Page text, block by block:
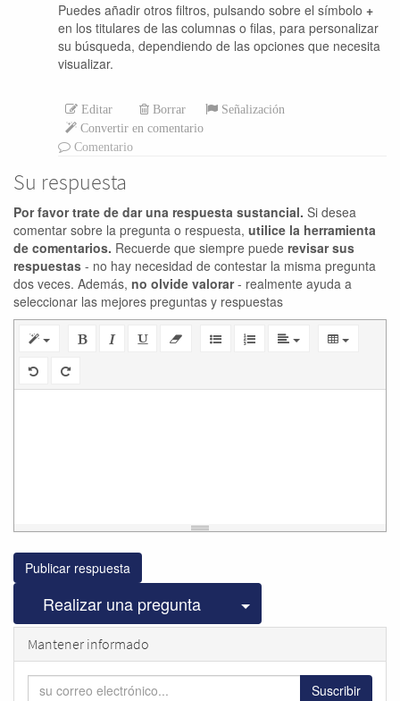
Puedes añadir otros filtros, pulsando sobre el símbolo +
en los titulares de las columnas o filas, para personalizar
su búsqueda, dependiendo de las opciones que necesita
visualizar.
Editar Borrar
Señalización
Convertir en comentario
Comentario
Su respuesta
Por favor trate de dar una respuesta sustancial. Si desea
comentar sobre la pregunta o respuesta, utilice la herramienta
de comentarios. Recuerde que siempre puede revisar sus
respuestas - no hay necesidad de contestar la misma pregunta
dos veces. Además, no olvide valorar- realmente ayuda a
seleccionar las mejores preguntas y respuestas
Publicar respuesta
Realizar una pregunta Seleccionar
Mantener informado
Suscribir